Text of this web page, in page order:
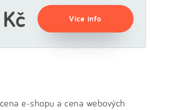
Více info
e-shopu a cena webových